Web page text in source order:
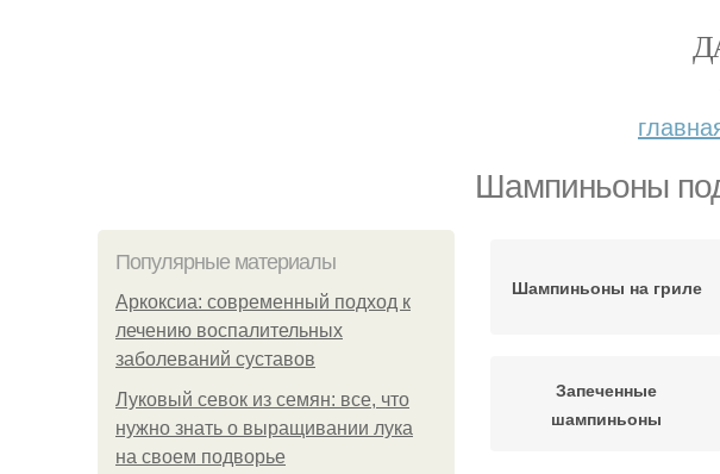
Шампиньоны
Популярные материалы
Аркоксиа: современный подход к
лечению воспалительных
заболеваний суставов
Луковый севок из семян: все, что
нужно знать о выращивании лука
на своем подворье
Шампиньоны на гриле
Запеченные
шампиньоны